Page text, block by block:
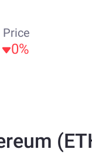
Price
0%